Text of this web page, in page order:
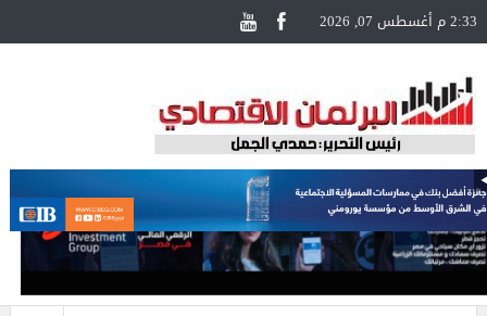
2:33 م أغسطس 07, 2026